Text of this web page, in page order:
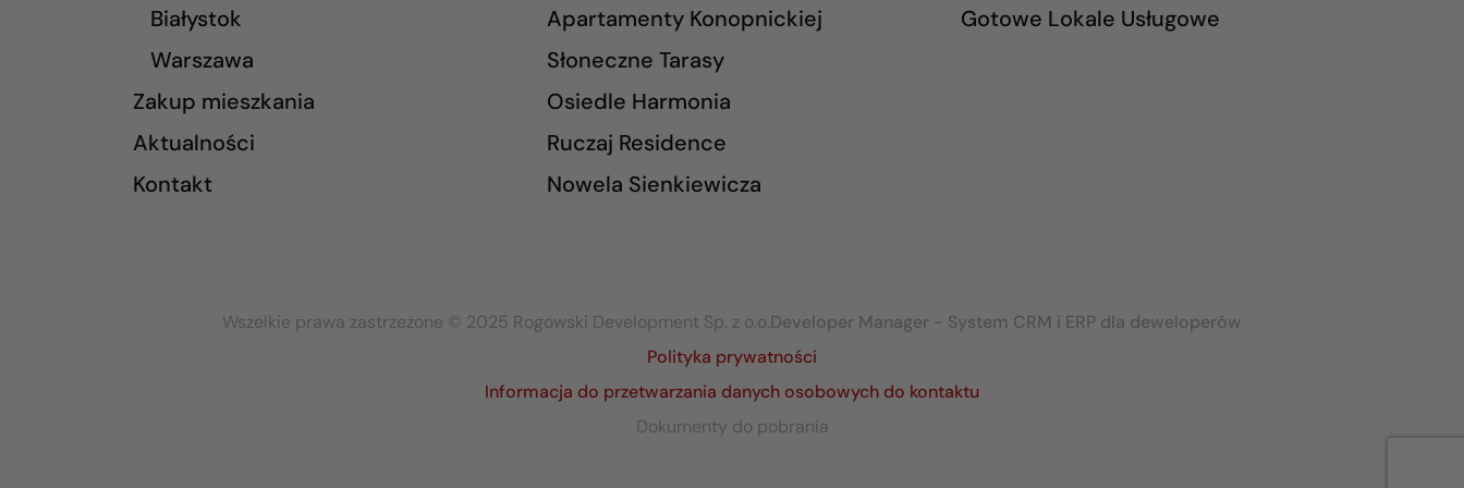
Białystok
Warszawa
Zakup mieszkania
Aktualności
Kontakt
Apartamenty Konopnickiej
Słoneczne Tarasy
Osiedle Harmonia
Ruczaj Residence
Nowela Sienkiewicza
Gotowe Lokale Usługowe
Wszelkie prawa zastrzeżone © 2025 Rogowski Development Sp. z o.o.Developer Manager - System CRM i ERP dla deweloperów
Polityka prywatności
Informacja do przetwarzania danych osobowych do kontaktu
Dokumenty do pobrania